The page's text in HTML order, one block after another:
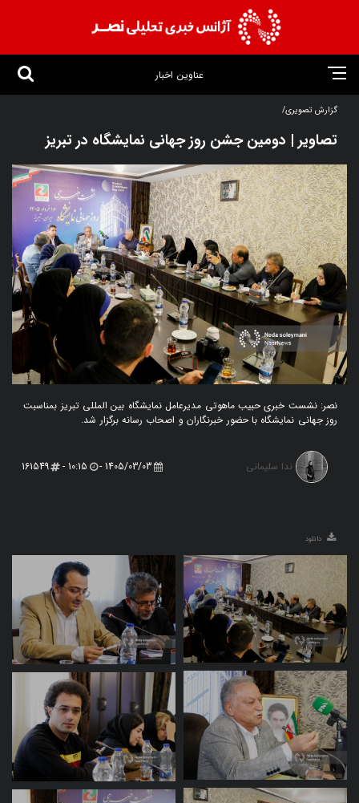
عناوین اخبار
گزارش تصویری/
تصاویر | دومین جشن روز جهانی نمایشگاه در تبریز
نصر: نشست خبری حبیب ماهوتی مدیرعامل نمایشگاه بین المللی تبریز بمناسبت
روز جهانی نمایشگاه با حضور خبرنگاران و اصحاب رسانه برگزار شد.
ندا سلیمانی 1405/03/03 -
10:15 -
161549
دانلود